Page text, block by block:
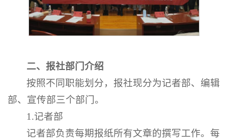
二、报社部门介绍
按照不同职能划分，报社现分为记者部、编辑
部、宣传部三个部门。
1.记者部
记者部负责每期报纸所有文章的撰写工作。每